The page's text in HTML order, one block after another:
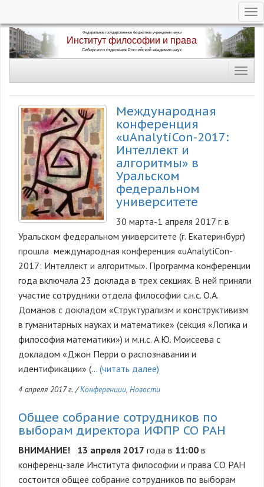
Перейти
Международная
конференция
«uAnalytiCon-2017:
Интеллект и
алгоритмы» в
Уральском
федеральном
университете
30 марта-1 апреля 2017 г. в
Уральском федеральном университете (г. Екатеринбург)
прошла международная конференция «uAnalytiCon-
2017: Интеллект и алгоритмы». Программа конференции
года включала 23 доклада в трех секциях. В ней приняли
участие сотрудники отдела философии с.н.с. О.А.
Доманов с докладом «Структурализм и конструктивизм
в гуманитарных науках и математике» (секция «Логика и
философия математики») и м.н.с. А.Ю. Моисеева с
докладом «Джон Перри о распознавании и
идентификации» (… (читать далее)
4 апреля 2017 г. /Конференции, Новости
Общее собрание сотрудников по
выборам директора ИФПР СО РАН
ВНИМАНИЕ! 13 апреля 2017 года в 11:00 в
конференц-зале Института философии и права СО РАН
состоится общее собрание сотрудников по выборам